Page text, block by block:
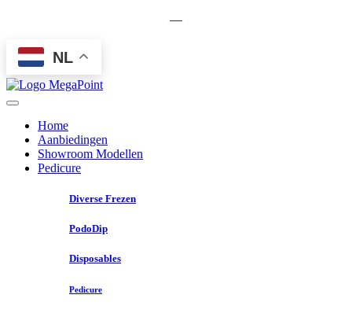
—
NL
Home
Aanbiedingen
Showroom Modellen
Pedicure
Diverse Frezen
PodoDip
Disposables
Pedicure